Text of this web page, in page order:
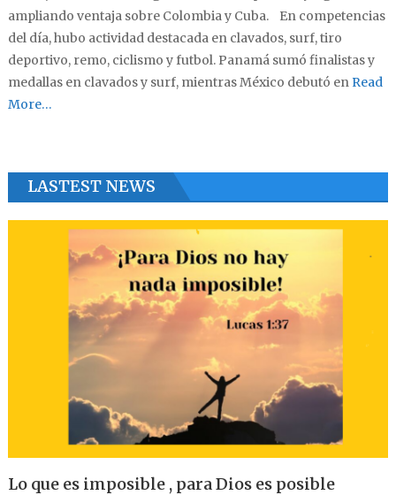
ampliando ventaja sobre Colombia y Cuba. En competencias
del día, hubo actividad destacada en clavados, surf, tiro
deportivo, remo, ciclismo y futbol. Panamá sumó finalistas y
medallas en clavados y surf, mientras México debutó enRead
More…
LASTEST NEWS
Lo que es imposible , para Dios es posible